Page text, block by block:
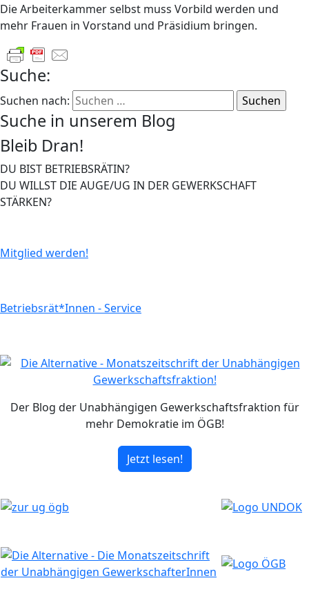
Die Arbeiterkammer selbst muss Vorbild werden und
mehr Frauen in Vorstand und Präsidium bringen.
Suche:
Suchen nach:
Suche in unserem Blog
Bleib Dran!
DU BIST BETRIEBSRÄTIN?
DU WILLST DIE AUGE/UG IN DER GEWERKSCHAFT
STÄRKEN?
Mitglied werden!
Betriebsrät*Innen - Service
Der Blog der Unabhängigen Gewerkschaftsfraktion für
mehr Demokratie im ÖGB!
Jetzt lesen!